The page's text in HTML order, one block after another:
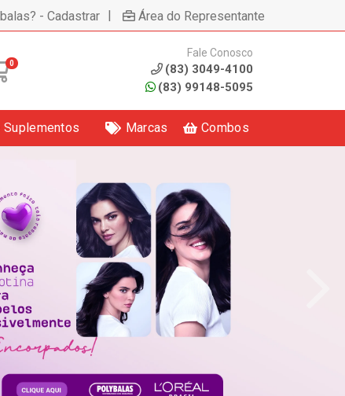
- Cadastrar | Área do Representante
0
Fale Conosco
(83) 3049-4100
(83) 99148-5095
Marcas Combos